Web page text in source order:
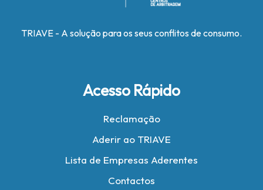
TRIAVE - A solução para os seus conflitos de consumo.
Acesso Rápido
Reclamação
Aderir ao TRIAVE
Lista de Empresas Aderentes
Contactos